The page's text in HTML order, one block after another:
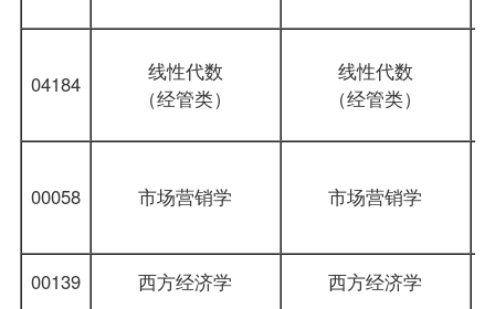
04184
线性代数
（经管类）
线性代数
（经管类）
00058 市场营销学 市场营销学
00139
西方经济学 西方经济学